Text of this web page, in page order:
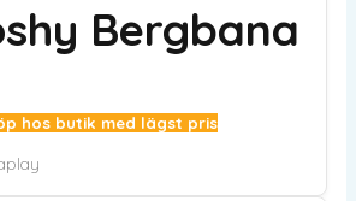
Bergbana
hos butik med lägst pris